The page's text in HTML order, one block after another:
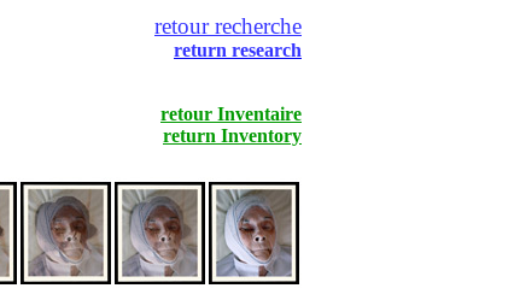
retour recherche
return research
retour Inventaire
return Inventory